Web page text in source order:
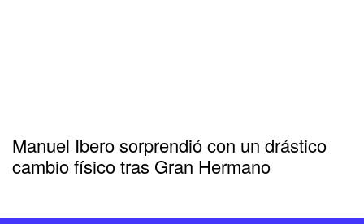
Manuel Ibero sorprendió con un drástico
cambio físico tras Gran Hermano